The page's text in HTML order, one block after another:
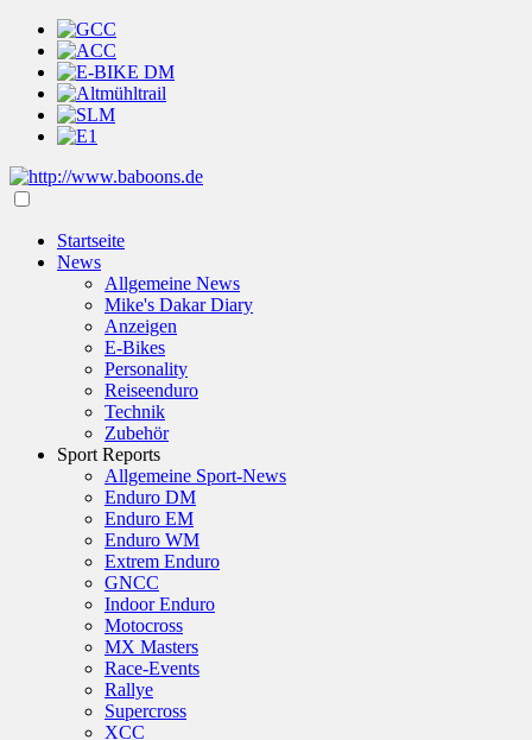
Startseite
News
Allgemeine News
Mike's Dakar Diary
Anzeigen
E-Bikes
Personality
Reiseenduro
Technik
Zubehör
Sport Reports
Allgemeine Sport-News
Enduro DM
Enduro EM
Enduro WM
Extrem Enduro
GNCC
Indoor Enduro
Motocross
MX Masters
Race-Events
Rallye
Supercross
XCC